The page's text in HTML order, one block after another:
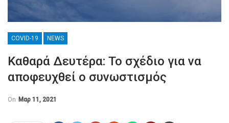
COVID-19 NEWS
Καθαρά Δευτέρα: Το σχέδιο για να
αποφευχθεί ο συνωστισμός
On Μαρ 11, 2021